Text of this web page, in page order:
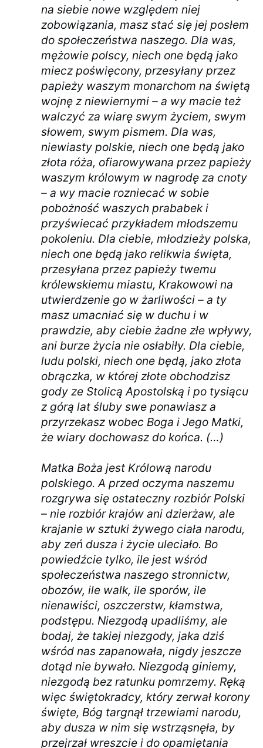
na siebie nowe względem niej
zobowiązania, masz stać się jej posłem
do społeczeństwa naszego. Dla was,
mężowie polscy, niech one będą jako
miecz poświęcony, przesyłany przez
papieży waszym monarchom na świętą
wojnę z niewiernymi – a wy macie też
walczyć za wiarę swym życiem, swym
słowem, swym pismem. Dla was,
niewiasty polskie, niech one będą jako
złota róża, ofiarowywana przez papieży
waszym królowym w nagrodę za cnoty
– a wy macie rozniecać w sobie
pobożność waszych prababek i
przyświecać przykładem młodszemu
pokoleniu. Dla ciebie, młodzieży polska,
niech one będą jako relikwia święta,
przesyłana przez papieży twemu
królewskiemu miastu, Krakowowi na
utwierdzenie go w żarliwości – a ty
masz umacniać się w duchu i w
prawdzie, aby ciebie żadne złe wpływy,
ani burze życia nie osłabiły. Dla ciebie,
ludu polski, niech one będą, jako złota
obrączka, w której złote obchodzisz
gody ze Stolicą Apostolską i po tysiącu
z górą lat śluby swe ponawiasz a
przyrzekasz wobec Boga i Jego Matki,
że wiary dochowasz do końca. (…)
Matka Boża jest Królową narodu
polskiego. A przed oczyma naszemu
rozgrywa się ostateczny rozbiór Polski
– nie rozbiór krajów ani dzierżaw, ale
krajanie w sztuki żywego ciała narodu,
aby zeń dusza i życie uleciało. Bo
powiedźcie tylko, ile jest wśród
społeczeństwa naszego stronnictw,
obozów, ile walk, ile sporów, ile
nienawiści, oszczerstw, kłamstwa,
podstępu. Niezgodą upadliśmy, ale
bodaj, że takiej niezgody, jaka dziś
wśród nas zapanowała, nigdy jeszcze
dotąd nie bywało. Niezgodą giniemy,
niezgodą bez ratunku pomrzemy. Ręką
więc świętokradcy, który zerwał korony
święte, Bóg targnął trzewiami narodu,
aby dusza w nim się wstrząsnęła, by
przejrzał wreszcie i do opamiętania